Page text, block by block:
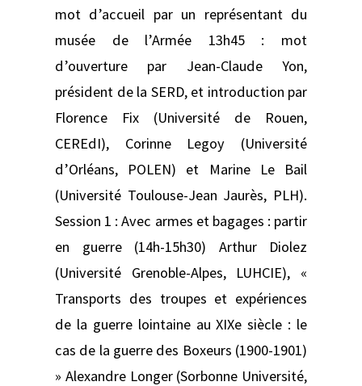
mot d’accueil par un représentant du
musée de l’Armée 13h45 : mot
d’ouverture par Jean-Claude Yon,
président de la SERD, et introduction par
Florence Fix (Université de Rouen,
CEREdI), Corinne Legoy (Université
d’Orléans, POLEN) et Marine Le Bail
(Université Toulouse-Jean Jaurès, PLH).
Session 1 : Avec armes et bagages : partir
en guerre (14h-15h30) Arthur Diolez
(Université Grenoble-Alpes, LUHCIE), «
Transports des troupes et expériences
de la guerre lointaine au XIXe siècle : le
cas de la guerre des Boxeurs (1900-1901)
» Alexandre Longer (Sorbonne Université,